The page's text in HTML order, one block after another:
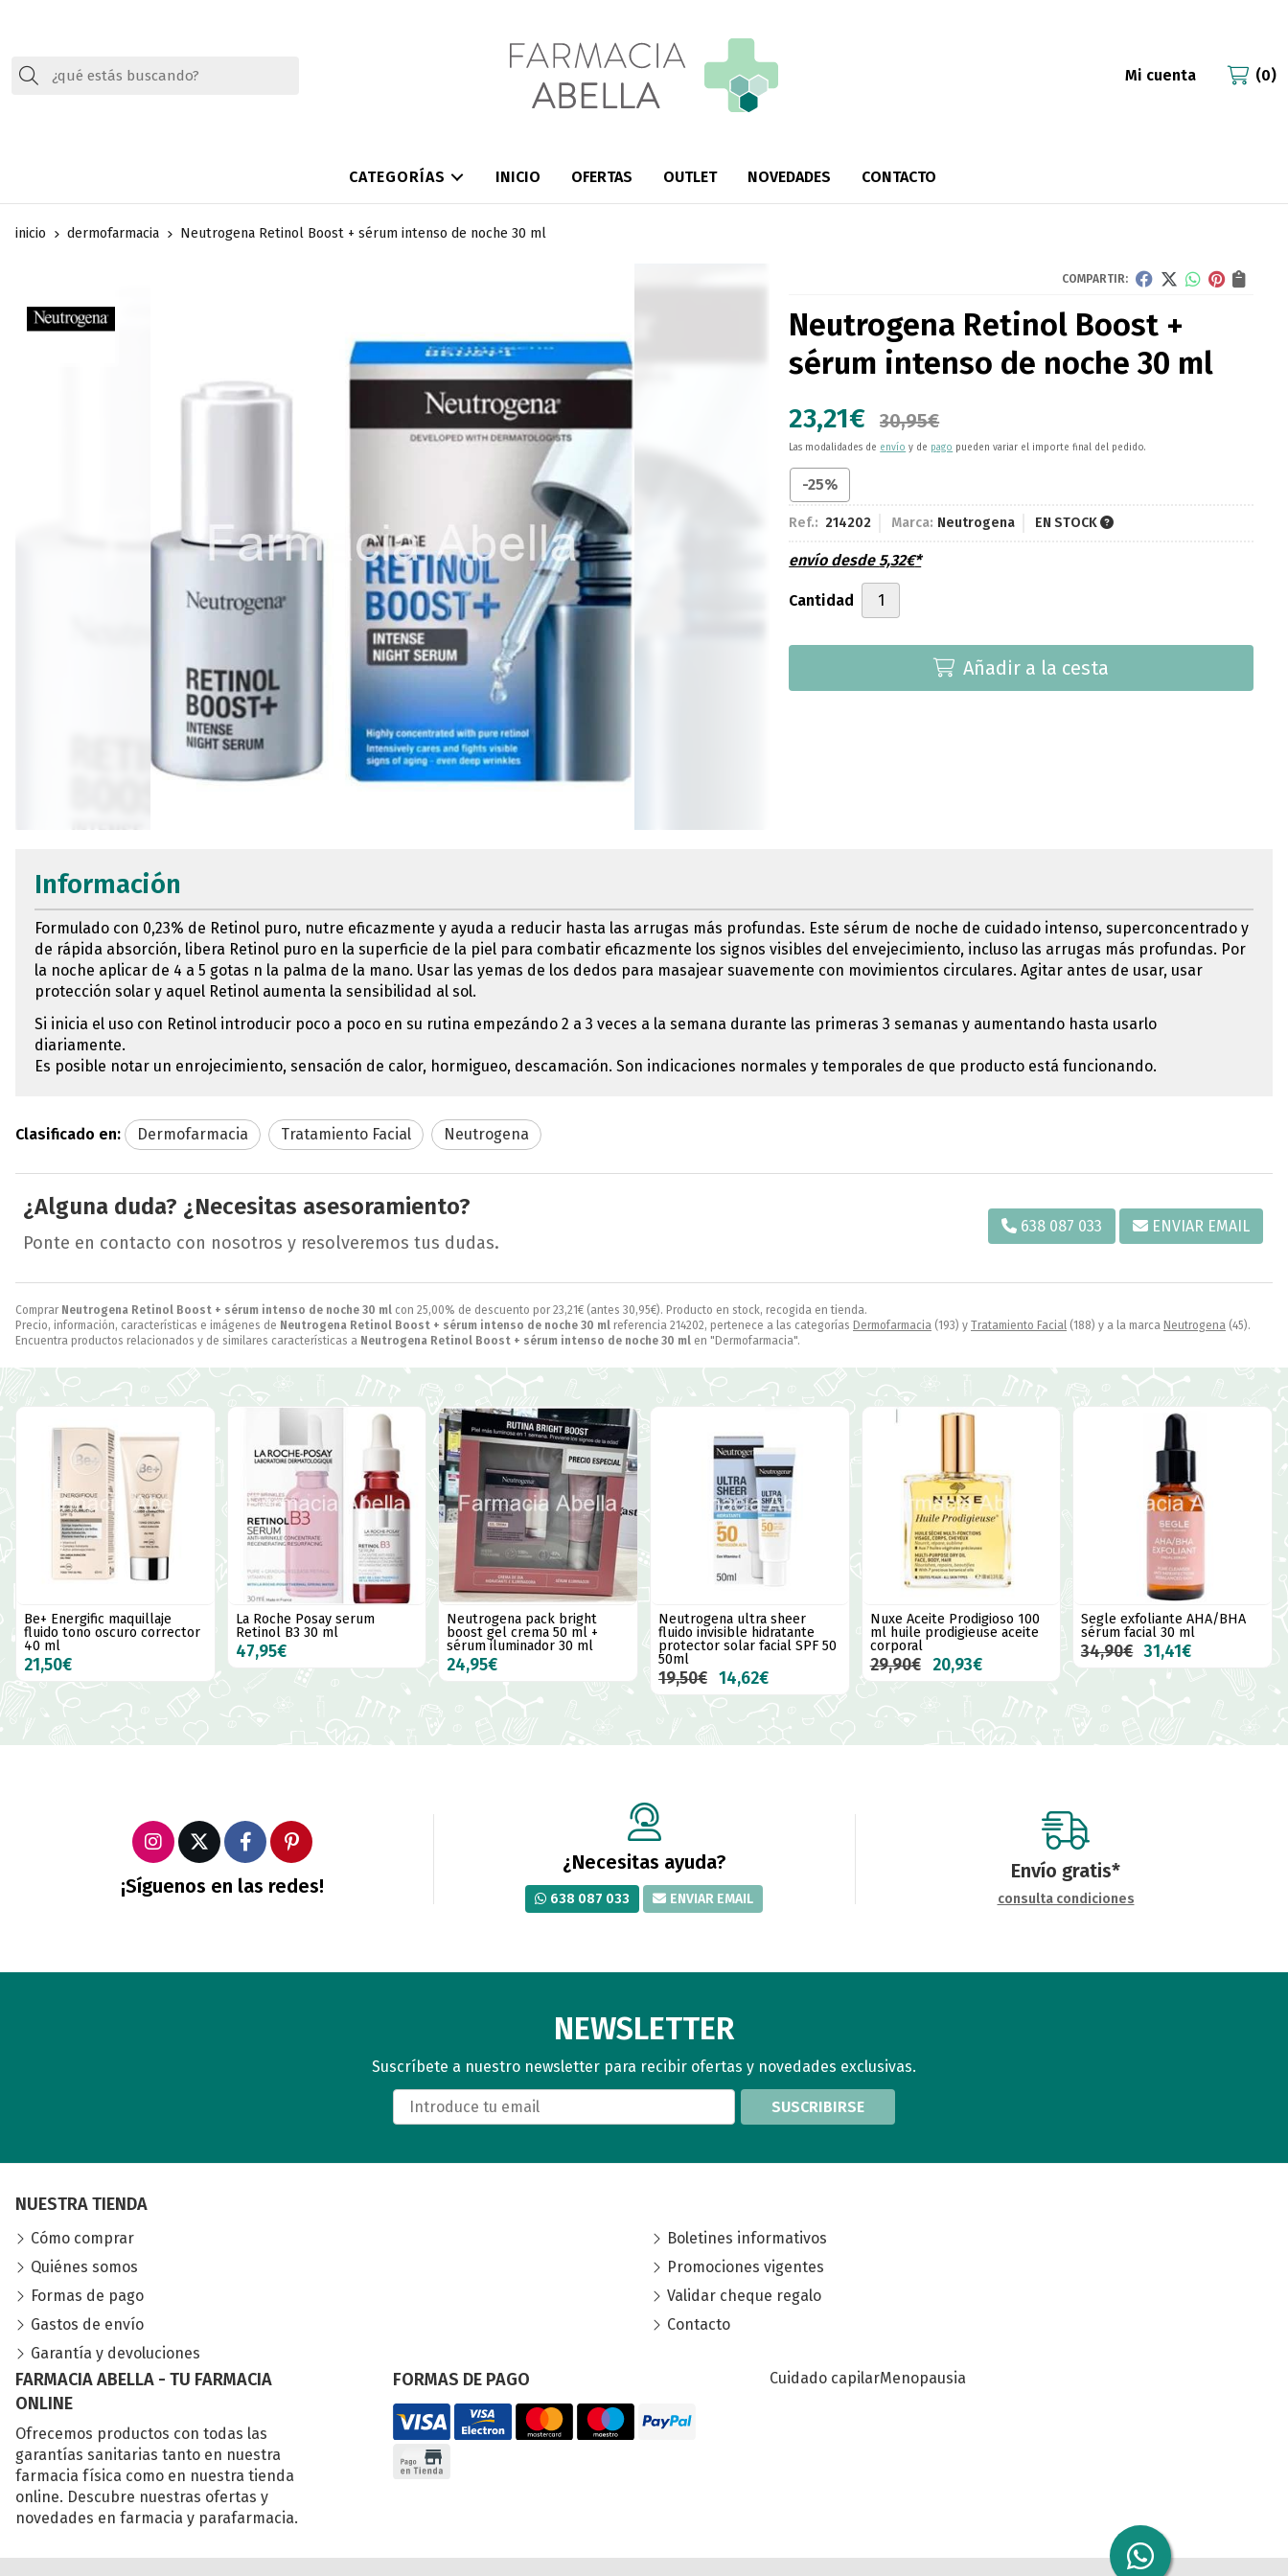
Buscar Mi cuenta 0
CATEGORÍAS INICIO OFERTAS OUTLET NOVEDADES CONTACTO
inicio dermofarmacia Neutrogena Retinol Boost + sérum intenso de noche 30 ml
COMPARTIR:
Neutrogena Retinol Boost +
sérum intenso de noche 30 ml
23,21€ 30,95€
Las modalidades de envío y de pago pueden variar el importe final del pedido.
-25%
Ref.: 214202 Marca: Neutrogena EN STOCK
envío desde5,32€*
Cantidad
Añadir a la cesta
Comprar Neutrogena Retinol Boost + sérum intenso de noche 30 ml con 25,00% de descuento por 23,21€ (antes 30,95€). Producto en stock, recogida en tienda.
Precio, información, características e imágenes de Neutrogena Retinol Boost + sérum intenso de noche 30 ml referencia 214202, pertenece a las categorías Dermofarmacia (193) y Tratamiento Facial (188) y a la marca Neutrogena (45).
Encuentra productos relacionados y de similares características a Neutrogena Retinol Boost + sérum intenso de noche 30 ml en "Dermofarmacia".
Información
Formulado con 0,23% de Retinol puro, nutre eficazmente y ayuda a reducir hasta las arrugas más profundas. Este sérum de noche de cuidado intenso, superconcentrado y
de rápida absorción, libera Retinol puro en la superficie de la piel para combatir eficazmente los signos visibles del envejecimiento, incluso las arrugas más profundas. Por
la noche aplicar de 4 a 5 gotas n la palma de la mano. Usar las yemas de los dedos para masajear suavemente con movimientos circulares. Agitar antes de usar, usar
protección solar y aquel Retinol aumenta la sensibilidad al sol.
Si inicia el uso con Retinol introducir poco a poco en su rutina empezándo 2 a 3 veces a la semana durante las primeras 3 semanas y aumentando hasta usarlo
diariamente.
Es posible notar un enrojecimiento, sensación de calor, hormigueo, descamación. Son indicaciones normales y temporales de que producto está funcionando.
Clasificado en: Dermofarmacia Tratamiento Facial Neutrogena
¿Alguna duda? ¿Necesitas asesoramiento?
Ponte en contacto con nosotros y resolveremos tus dudas.
638 087 033 ENVIAR EMAIL
Be+ Energific maquillaje
fluido tono oscuro corrector
40 ml
21,50€
La Roche Posay serum
Retinol B3 30 ml
47,95€
Neutrogena pack bright
boost gel crema 50 ml +
sérum iluminador 30 ml
24,95€
Neutrogena ultra sheer
fluido invisible hidratante
protector solar facial SPF 50
50ml
19,50€ 14,62€
Nuxe Aceite Prodigioso 100
ml huile prodigieuse aceite
corporal
29,90€ 20,93€
Segle exfoliante AHA/BHA
sérum facial 30 ml
34,90€ 31,41€
¡Síguenos en las redes!
¿Necesitas ayuda?
638 087 033 ENVIAR EMAIL
Envío gratis*
consulta condiciones
NEWSLETTER
Suscríbete a nuestro newsletter para recibir ofertas y novedades exclusivas.
SUSCRIBIRSE
FARMACIA ABELLA - TU FARMACIA
ONLINE
Ofrecemos productos con todas las
garantías sanitarias tanto en nuestra
farmacia física como en nuestra tienda
online. Descubre nuestras ofertas y
novedades en farmacia y parafarmacia.
FORMAS DE PAGO
NUESTRA TIENDA
Cómo comprar
Quiénes somos
Formas de pago
Gastos de envío
Garantía y devoluciones
Boletines informativos
Promociones vigentes
Validar cheque regalo
Contacto
Cuidado capilarMenopausia